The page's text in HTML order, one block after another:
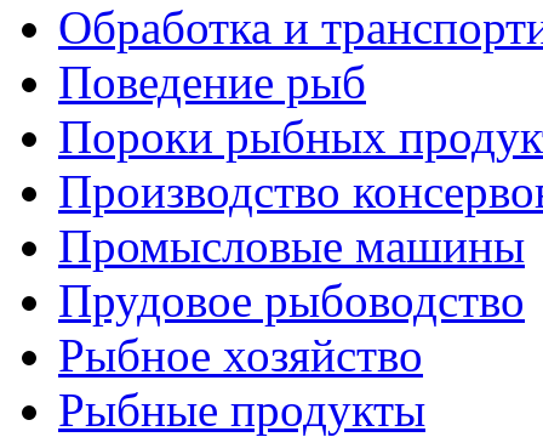
Обработка и
Поведение рыб
Пороки рыбных
Производство
Промысловые машины
Прудовое рыбоводство
Рыбное хозяйство
Рыбные продукты